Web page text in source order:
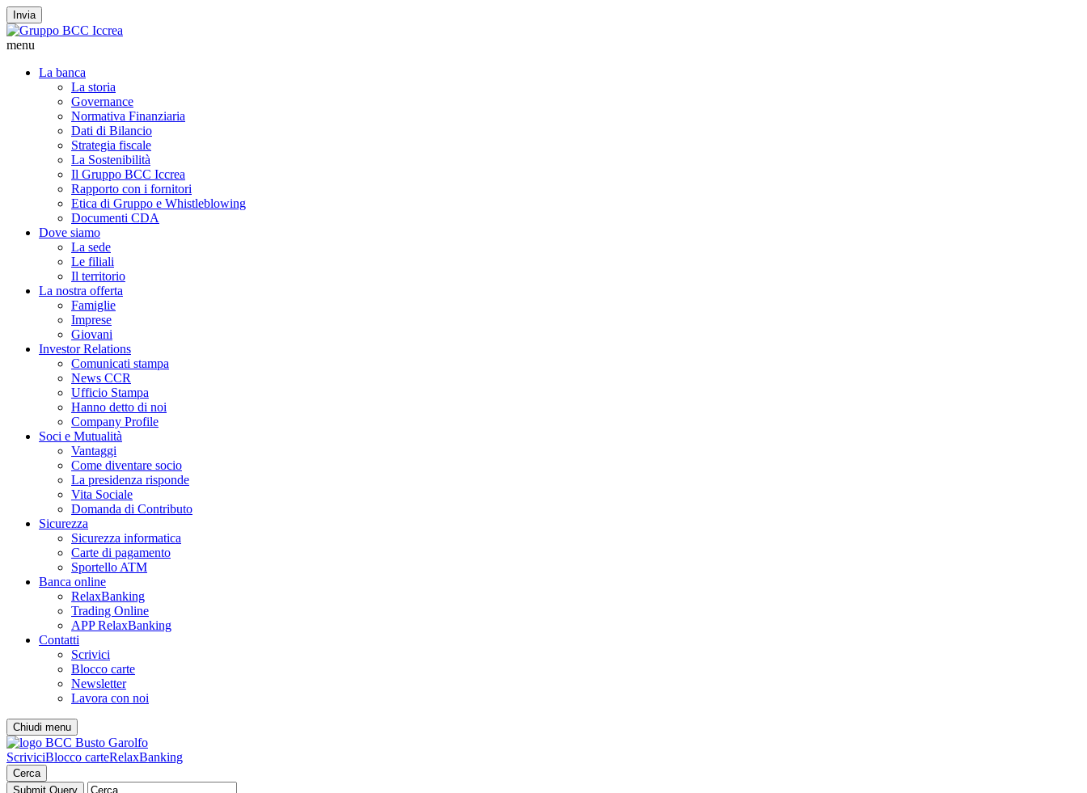
Invia
menu
La banca
La storia
Governance
Normativa Finanziaria
Dati di Bilancio
Strategia fiscale
La Sostenibilità
Il Gruppo BCC Iccrea
Rapporto con i fornitori
Etica di Gruppo e Whistleblowing
Documenti CDA
Dove siamo
La sede
Le filiali
Il territorio
La nostra offerta
Famiglie
Imprese
Giovani
Investor Relations
Comunicati stampa
News CCR
Ufficio Stampa
Hanno detto di noi
Company Profile
Soci e Mutualità
Vantaggi
Come diventare socio
La presidenza risponde
Vita Sociale
Domanda di Contributo
Sicurezza
Sicurezza informatica
Carte di pagamento
Sportello ATM
Banca online
RelaxBanking
Trading Online
APP RelaxBanking
Contatti
Scrivici
Blocco carte
Newsletter
Lavora con noi
Chiudi menu
ScriviciBlocco carteRelaxBanking
Cerca